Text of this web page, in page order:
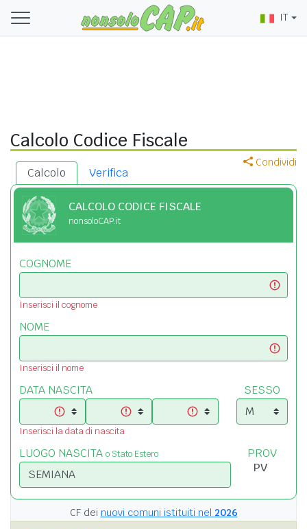
IT
Calcolo Codice Fiscale
Condividi
Calcolo Verifica
CALCOLO CODICE FISCALE
nonsoloCAP.it
COGNOME
Inserisci il cognome
NOME
Inserisci il nome
DATA NASCITA
Inserisci la data di nascita
SESSO
LUOGO NASCITA o Stato Estero PROV
CF dei nuovi comuni istituiti nel 2026